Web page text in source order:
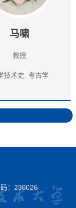
马啸
教授
技术史. 考古学
：230026